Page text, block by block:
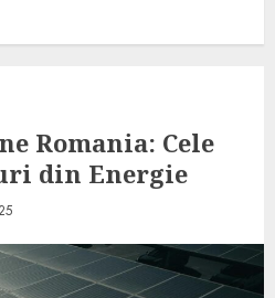
Romania: Cele
din Energie